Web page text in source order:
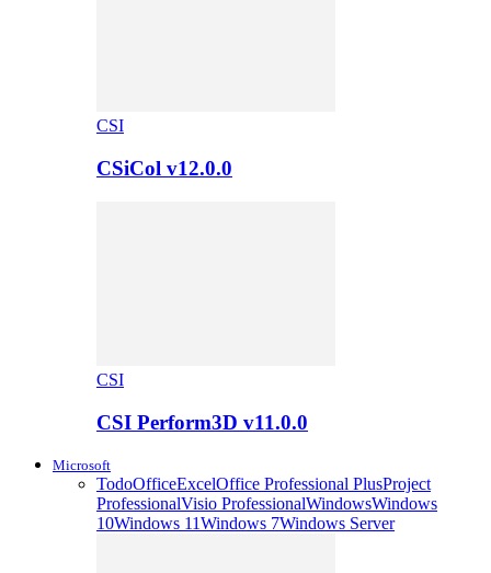
CSI
CSiCol v12.0.0
CSI
CSI Perform3D v11.0.0
Microsoft
TodoOfficeExcelOffice Professional PlusProject
ProfessionalVisio ProfessionalWindowsWindows
10Windows 11Windows 7Windows Server